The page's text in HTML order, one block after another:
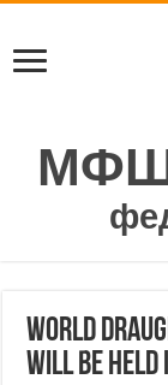
World
will be held